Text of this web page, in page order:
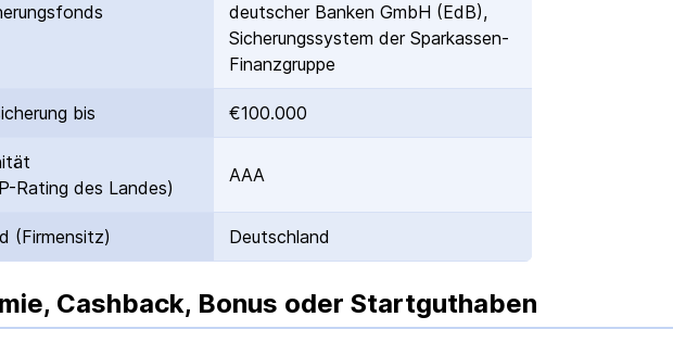
deutscher Banken GmbH (EdB),
Sicherungssystem der Sparkassen-
Finanzgruppe
bis €100.000
Rating des Landes)
AAA
(Firmensitz) Deutschland
Cashback, Bonus oder Startguthaben